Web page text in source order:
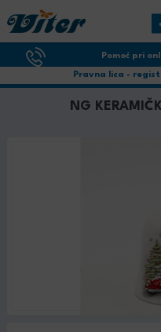
Pomoć pri
Pravna lica -
NG